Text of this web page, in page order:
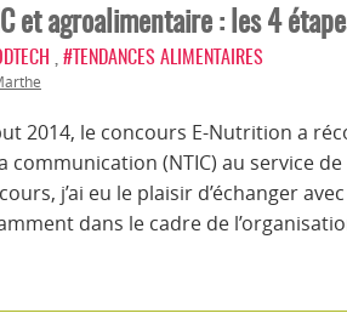
et agroalimentaire : les 4
#TENDANCES ALIMENTAIRES
2014, le concours E-Nutrition a
communication (NTIC) au service
j’ai eu le plaisir d’échanger
dans le cadre de